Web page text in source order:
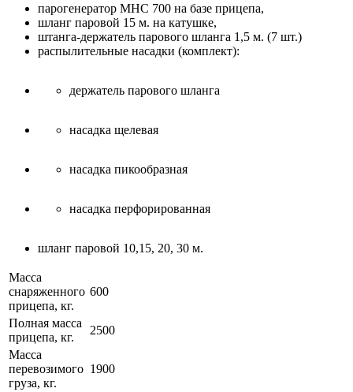
парогенератор MHС 700 на базе прицепа,
шланг паровой 15 м. на катушке,
штанга-держатель парового шланга 1,5 м. (7 шт.)
распылительные насадки (комплект):
держатель парового шланга
насадка щелевая
насадка пикообразная
насадка перфорированная
шланг паровой 10,15, 20, 30 м.
Масса
снаряженного
прицепа, кг.
600
Полная масса
прицепа, кг.
2500
Масса
перевозимого
груза, кг.
1900